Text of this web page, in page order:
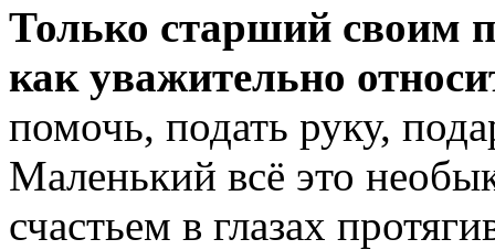
Только старший своим
как уважительно
помочь, подать руку,
Маленький всё это
счастьем в глазах